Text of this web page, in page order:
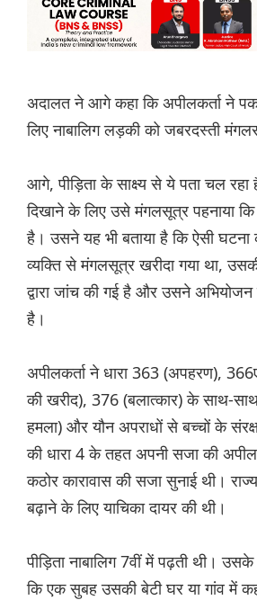
अदालत ने आगे कहा कि अपीलकर्ता ने
लिए नाबालिग लड़की को जबरदस्ती
आगे, पीड़िता के साक्ष्य से ये पता चल
दिखाने के लिए उसे मंगलसूत्र पहनाया कि
है। उसने यह भी बताया है कि ऐसी
व्यक्ति से मंगलसूत्र खरीदा गया था,
द्वारा जांच की गई है और उसने अभियोजन
है।
अपीलकर्ता ने धारा 363 (अपहरण),
की खरीद), 376 (बलात्कार) के साथ-साथ
हमला) और यौन अपराधों से बच्चों के
की धारा 4 के तहत अपनी सजा की
कठोर कारावास की सजा सुनाई थी।
बढ़ाने के लिए याचिका दायर की थी।
पीड़िता नाबालिग 7वीं में पढ़ती थी।
कि एक सुबह उसकी बेटी घर या गांव में